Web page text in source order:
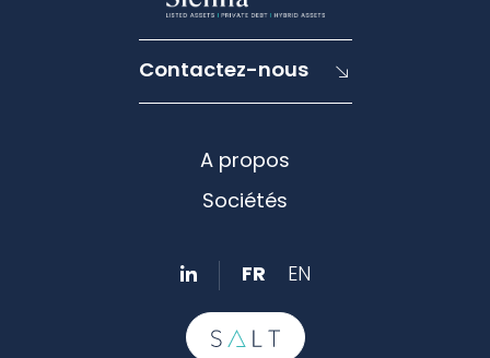
Contactez-nous
A propos
Sociétés
FR EN